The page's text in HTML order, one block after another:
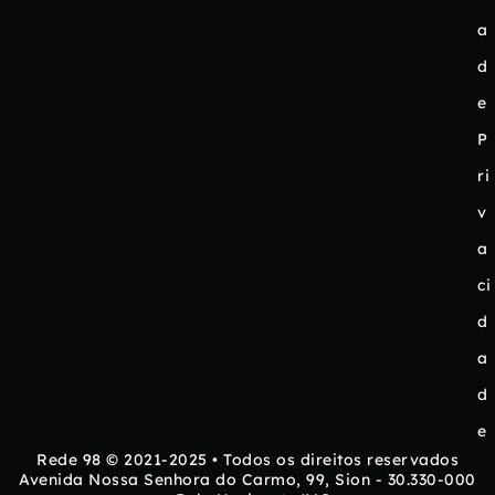
a
d
e
P
ri
v
a
ci
d
a
d
e
Rede 98 © 2021-2025 • Todos os direitos reservados
Avenida Nossa Senhora do Carmo, 99, Sion - 30.330-000